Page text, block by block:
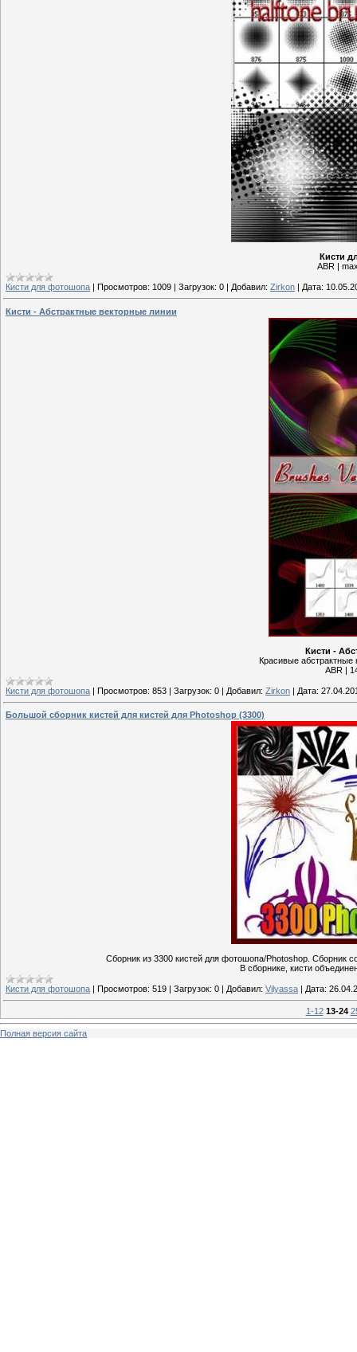
Кисти
ABR |
Кисти для фотошопа | Просмотров: 1009 | Загрузок: 0 | Добавил: Zirkon | Дата:
Кисти - Абстрактные векторные линии
Кисти -
Красивые
ABR |
Кисти для фотошопа | Просмотров: 853 | Загрузок: 0 | Добавил: Zirkon | Дата:
Большой сборник кистей для кистей для Photoshop (3300)
Сборник из 3300 кистей для фотошопа/Photoshop. Сборник
В сборнике, кисти
Кисти для фотошопа | Просмотров: 519 | Загрузок: 0 | Добавил: Vilyassa | Дата:
1-12 13-24
Полная версия сайта